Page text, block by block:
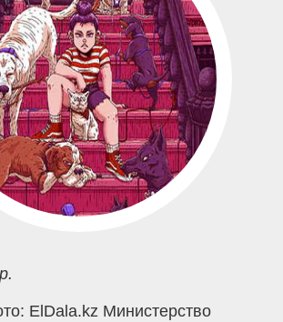
ElDala.kz Министерство